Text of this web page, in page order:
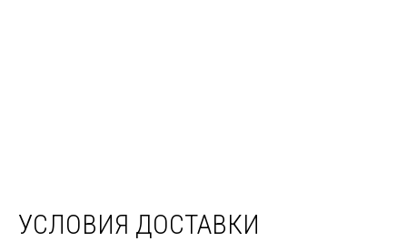
УСЛОВИЯ ДОСТАВКИ